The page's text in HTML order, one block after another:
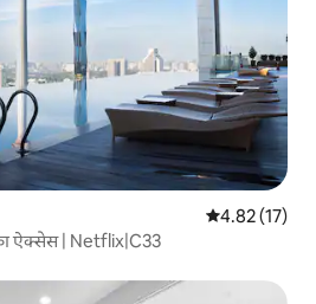
औसत रेटिंग 5 में
4.82 (17)
ऐक्सेस | Netflix|C33